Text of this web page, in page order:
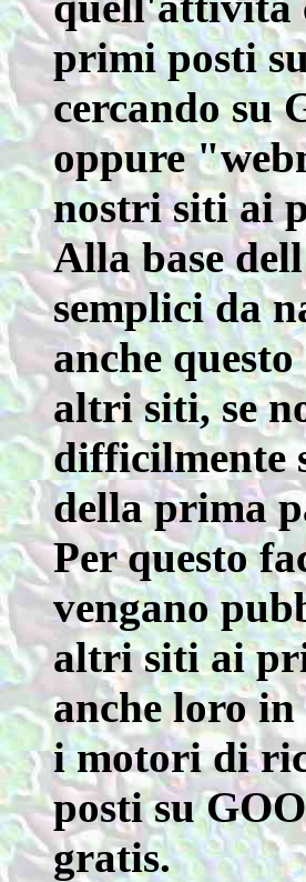
primi posti
cercando su
oppure
nostri siti ai
Alla base
semplici da
anche
altri siti, se
difficilmente
della prima
Per questo
vengano
altri siti ai
anche loro
i motori di
posti su
gratis.